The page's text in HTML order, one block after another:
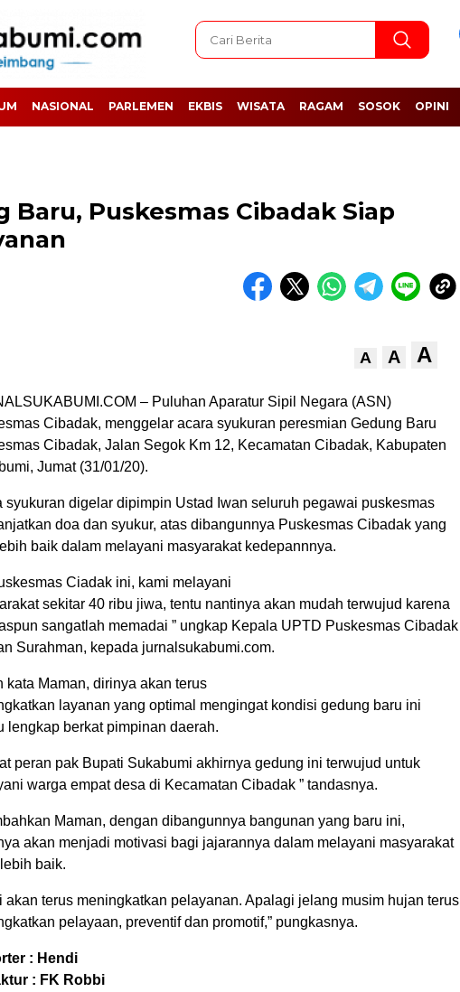
NASIONAL PARLEMEN EKBIS WISATA RAGAM SOSOK OPINI
Baru, Puskesmas Cibadak Siap
A A A
– Puluhan Aparatur Sipil Negara (ASN)
Cibadak, menggelar acara syukuran peresmian Gedung Baru
Cibadak, Jalan Segok Km 12, Kecamatan Cibadak, Kabupaten
Jumat (31/01/20).
syukuran digelar dipimpin Ustad Iwan seluruh pegawai puskesmas
doa dan syukur, atas dibangunnya Puskesmas Cibadak yang
baik dalam melayani masyarakat kedepannnya.
Ciadak ini, kami melayani
sekitar 40 ribu jiwa, tentu nantinya akan mudah terwujud karena
sangatlah memadai ” ungkap Kepala UPTD Puskesmas Cibadak
Surahman, kepada jurnalsukabumi.com.
kata Maman, dirinya akan terus
layanan yang optimal mengingat kondisi gedung baru ini
lengkap berkat pimpinan daerah.
peran pak Bupati Sukabumi akhirnya gedung ini terwujud untuk
warga empat desa di Kecamatan Cibadak ” tandasnya.
Maman, dengan dibangunnya bangunan yang baru ini,
akan menjadi motivasi bagi jajarannya dalam melayani masyarakat
baik.
akan terus meningkatkan pelayanan. Apalagi jelang musim hujan terus
pelayaan, preventif dan promotif,” pungkasnya.
: Hendi
: FK Robbi